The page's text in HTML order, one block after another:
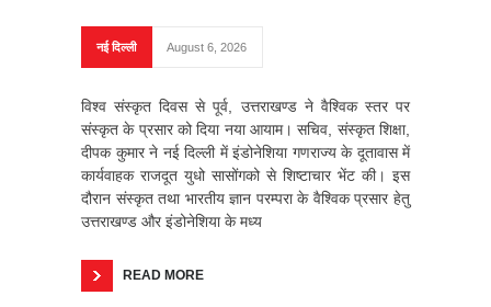
नई दिल्ली August 6, 2026
विश्व संस्कृत दिवस से पूर्व, उत्तराखण्ड ने वैश्विक स्तर पर
संस्कृत के प्रसार को दिया नया आयाम। सचिव, संस्कृत शिक्षा,
दीपक कुमार ने नई दिल्ली में इंडोनेशिया गणराज्य के दूतावास में
कार्यवाहक राजदूत युधो सासोंगको से शिष्टाचार भेंट की। इस
दौरान संस्कृत तथा भारतीय ज्ञान परम्परा के वैश्विक प्रसार हेतु
उत्तराखण्ड और इंडोनेशिया के मध्य
READ MORE